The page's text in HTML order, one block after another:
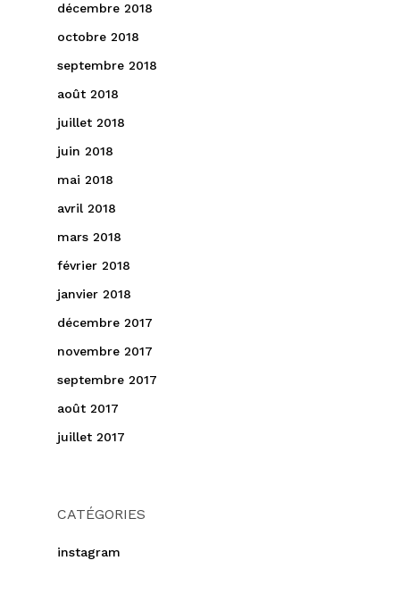
décembre 2018
octobre 2018
septembre 2018
août 2018
juillet 2018
juin 2018
mai 2018
avril 2018
mars 2018
février 2018
janvier 2018
décembre 2017
novembre 2017
septembre 2017
août 2017
juillet 2017
CATÉGORIES
instagram